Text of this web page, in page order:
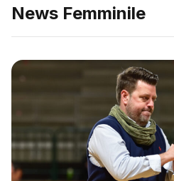
News Femminile